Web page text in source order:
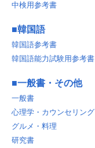
中検用参考書
■韓国語
韓国語参考書
韓国語能力試験用参考書
■一般書・その他
一般書
心理学・カウンセリング
グルメ・料理
研究書